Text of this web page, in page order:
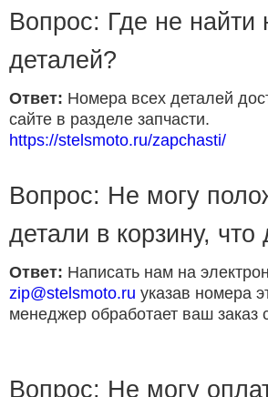
Вопрос: Где не найти
деталей?
Ответ: Номера всех деталей
сайте в разделе запчасти.
https://stelsmoto.ru/zapchasti/
Вопрос: Не могу
детали в корзину, что
Ответ: Написать нам на
zip@stelsmoto.ru указав номера
менеджер обработает ваш заказ
Вопрос: Не могу